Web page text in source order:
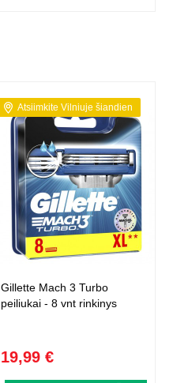
Atsiimkite Vilniuje šiandien
Gillette Mach 3 Turbo
peiliukai - 8 vnt rinkinys
19,99 €